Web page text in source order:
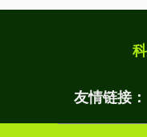
友情链接：